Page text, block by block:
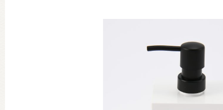
グッズインフォメーション
ミュージカル・コンサート